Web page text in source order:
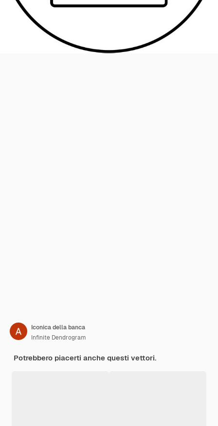
Iconica della banca
Infinite Dendrogram
Potrebbero piacerti anche questi vettori.